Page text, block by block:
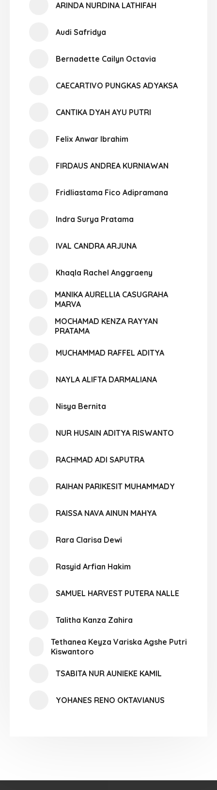
ARINDA NURDINA LATHIFAH
Audi Safridya
Bernadette Cailyn Octavia
CAECARTIVO PUNGKAS ADYAKSA
CANTIKA DYAH AYU PUTRI
Felix Anwar Ibrahim
FIRDAUS ANDREA KURNIAWAN
Fridliastama Fico Adipramana
Indra Surya Pratama
IVAL CANDRA ARJUNA
Khaqla Rachel Anggraeny
MANIKA AURELLIA CASUGRAHA
MARVA
MOCHAMAD KENZA RAYYAN
PRATAMA
MUCHAMMAD RAFFEL ADITYA
NAYLA ALIFTA DARMALIANA
Nisya Bernita
NUR HUSAIN ADITYA RISWANTO
RACHMAD ADI SAPUTRA
RAIHAN PARIKESIT MUHAMMADY
RAISSA NAVA AINUN MAHYA
Rara Clarisa Dewi
Rasyid Arfian Hakim
SAMUEL HARVEST PUTERA NALLE
Talitha Kanza Zahira
Tethanea Keyza Variska Agshe Putri
Kiswantoro
TSABITA NUR AUNIEKE KAMIL
YOHANES RENO OKTAVIANUS